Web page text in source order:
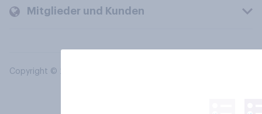
Mitglieder und Kunden
Copyright © 2026 YouGov PLC. Alle Rechte vorbehalten.